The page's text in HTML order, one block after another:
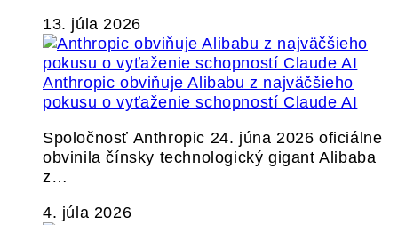
13. júla 2026
Anthropic obviňuje Alibabu z najväčšieho
pokusu o vyťaženie schopností Claude AI
Spoločnosť Anthropic 24. júna 2026 oficiálne
obvinila čínsky technologický gigant Alibaba
z…
4. júla 2026